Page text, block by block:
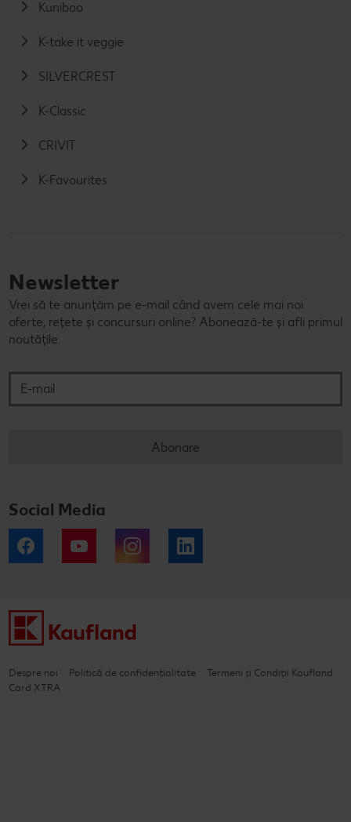
Kuniboo
K-take it veggie
SILVERCREST
K-Classic
CRIVIT
K-Favourites
Newsletter
Vrei să te anunțăm pe e-mail când avem cele mai noi
oferte, rețete și concursuri online? Abonează-te și afli primul
noutățile.
Abonare
Social Media
Facebook YouTube Instagram
Despre noi Politică de confidențialitate
Termeni și Condiții Kaufland
Card XTRA